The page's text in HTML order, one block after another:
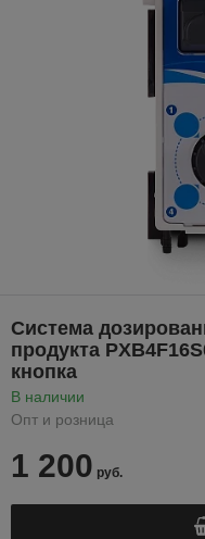
Система
продукта
кнопка
В наличии
Опт и розница
1 200 руб.